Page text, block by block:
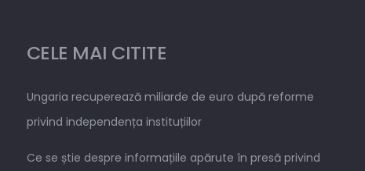
CELE MAI CITITE
Ungaria recuperează miliarde de euro după reforme
privind independența instituțiilor
Ce se știe despre informațiile apărute în presă privind